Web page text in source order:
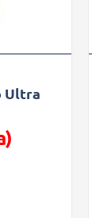
Ultra